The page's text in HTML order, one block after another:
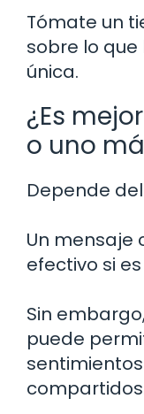
Tómate un
sobre lo
única.
¿Es
o uno
Depende
Un mensaje
efectivo si
Sin
puede